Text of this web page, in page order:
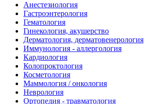
Анестезиология
Гастроэнтерология
Гематология
Гинекология, акушерство
Дерматология, дерматовенерология
Иммунология - аллергология
Кардиология
Колопроктология
Косметология
Маммология / онкология
Неврология
Ортопедия - травматология